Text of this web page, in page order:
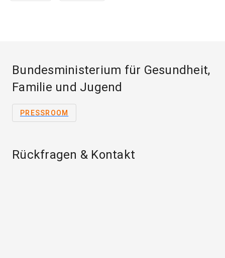
Bundesministerium für Gesundheit,
Familie und Jugend
PRESSROOM
Rückfragen & Kontakt